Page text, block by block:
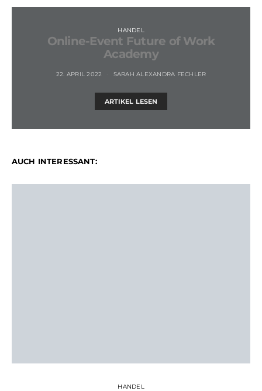
HANDEL
Online-Event Future of Work
Academy
22. APRIL 2022 SARAH ALEXANDRA FECHLER
ARTIKEL LESEN
AUCH INTERESSANT:
HANDEL